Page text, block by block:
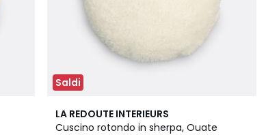
Saldi
LA REDOUTE INTERIEURS
Cuscino rotondo in sherpa, Ouate
4,5
/ 5